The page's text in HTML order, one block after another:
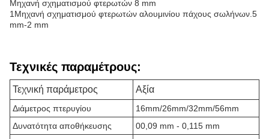
Μηχανή σχηματισμού φτερωτών 8 mm
1Μηχανή σχηματισμού φτερωτών αλουμινίου πάχους σωλήνων.5
mm-2 mm
Τεχνικές παραμέτρους:
Τεχνική παράμετρος Αξία
Διάμετρος πτερυγίου
16mm/26mm/32mm/56mm
Δυνατότητα αποθήκευσης
00,09 mm - 0,115 mm